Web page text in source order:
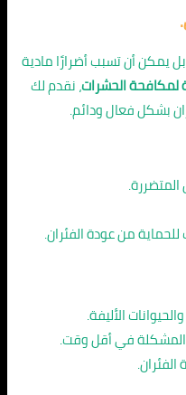
يمكن أن تسبب أضرارًا مادية
لمكافحة الحشرات، نقدم لك
بشكل فعال ودائم.
من عودة الفئران.
الأليفة.
المشكلة في أقل وقت.